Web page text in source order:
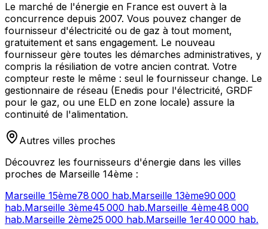
Le marché de l'énergie en France est ouvert à la
concurrence depuis 2007. Vous pouvez changer de
fournisseur d'électricité ou de gaz à tout moment,
gratuitement et sans engagement. Le nouveau
fournisseur gère toutes les démarches administratives, y
compris la résiliation de votre ancien contrat. Votre
compteur reste le même : seul le fournisseur change. Le
gestionnaire de réseau (Enedis pour l'électricité, GRDF
pour le gaz, ou une ELD en zone locale) assure la
continuité de l'alimentation.
Autres villes proches
Découvrez les fournisseurs d'énergie dans les villes
proches de Marseille 14ème :
Marseille 15ème78 000 hab.Marseille 13ème90 000
hab.Marseille 3ème45 000 hab.Marseille 4ème48 000
hab.Marseille 2ème25 000 hab.Marseille 1er40 000 hab.